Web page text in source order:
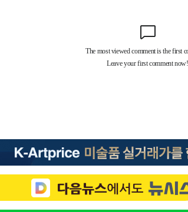
지속…비공식 '초열대야' 30도 넘어
의 통제불능 3개 산불, 방화선 일부 구축
란-오만 협상 기대속 뉴욕증시 혼조 마감 다
최고지도자와 소통하기가 매우 어려워" 취
해협 통행 항로 합의" 이란 외무부 대변인